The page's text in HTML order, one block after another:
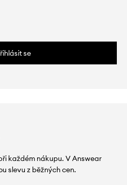
se
každém nákupu. V Answear
slevu z běžných cen.